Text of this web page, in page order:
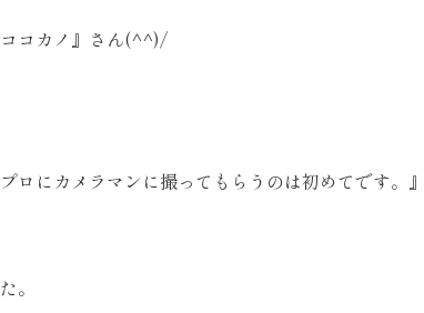
コカノ』さん(^^)/
ロにカメラマンに撮ってもらうのは初めてです。
。